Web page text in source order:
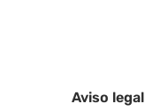
Aviso legal